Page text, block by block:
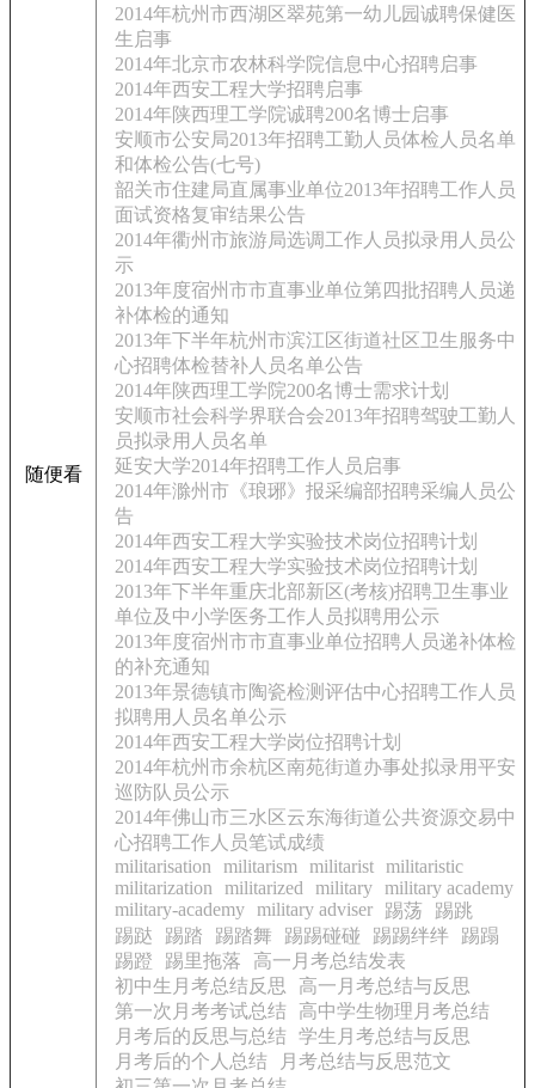
随便看
2014年杭州市西湖区翠苑第一幼儿园诚聘保健医
生启事
2014年北京市农林科学院信息中心招聘启事
2014年西安工程大学招聘启事
2014年陕西理工学院诚聘200名博士启事
安顺市公安局2013年招聘工勤人员体检人员名单
和体检公告(七号)
韶关市住建局直属事业单位2013年招聘工作人员
面试资格复审结果公告
2014年衢州市旅游局选调工作人员拟录用人员公
示
2013年度宿州市市直事业单位第四批招聘人员递
补体检的通知
2013年下半年杭州市滨江区街道社区卫生服务中
心招聘体检替补人员名单公告
2014年陕西理工学院200名博士需求计划
安顺市社会科学界联合会2013年招聘驾驶工勤人
员拟录用人员名单
延安大学2014年招聘工作人员启事
2014年滁州市《琅琊》报采编部招聘采编人员公
告
2014年西安工程大学实验技术岗位招聘计划
2014年西安工程大学实验技术岗位招聘计划
2013年下半年重庆北部新区(考核)招聘卫生事业
单位及中小学医务工作人员拟聘用公示
2013年度宿州市市直事业单位招聘人员递补体检
的补充通知
2013年景德镇市陶瓷检测评估中心招聘工作人员
拟聘用人员名单公示
2014年西安工程大学岗位招聘计划
2014年杭州市余杭区南苑街道办事处拟录用平安
巡防队员公示
2014年佛山市三水区云东海街道公共资源交易中
心招聘工作人员笔试成绩
militarisation
militarism militarist militaristic
militarization
militarized military military academy
military-academy military adviser 踢荡
踢跳
踢跶
踢踏 踢踏舞 踢踢碰碰 踢踢绊绊
踢蹋
踢蹬
踢里拖落
高一月考总结发表
初中生月考总结反思
高一月考总结与反思
第一次月考考试总结
高中学生物理月考总结
月考后的反思与总结 学生月考总结与反思
月考后的个人总结
月考总结与反思范文